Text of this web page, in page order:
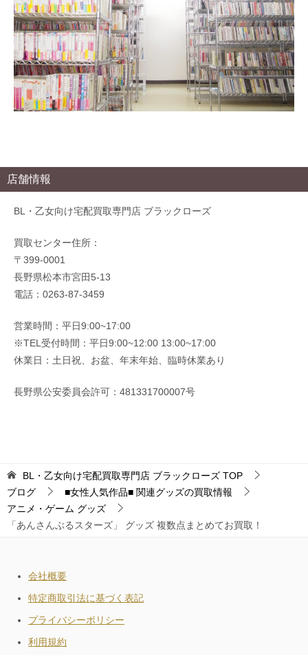
店舗情報
BL・乙女向け宅配買取専門店 ブラックローズ
買取センター住所：
〒399-0001
長野県松本市宮田5-13
電話：0263-87-3459
営業時間：平日9:00~17:00
※TEL受付時間：平日9:00~12:00 13:00~17:00
休業日：土日祝、お盆、年末年始、臨時休業あり
長野県公安委員会許可：481331700007号
BL・乙女向け宅配買取専門店 ブラックローズ TOP
ブログ
■女性人気作品■ 関連グッズの買取情報
アニメ・ゲーム グッズ
「あんさんぶるスターズ」 グッズ 複数点まとめてお買取！
会社概要
特定商取引法に基づく表記
プライバシーポリシー
利用規約